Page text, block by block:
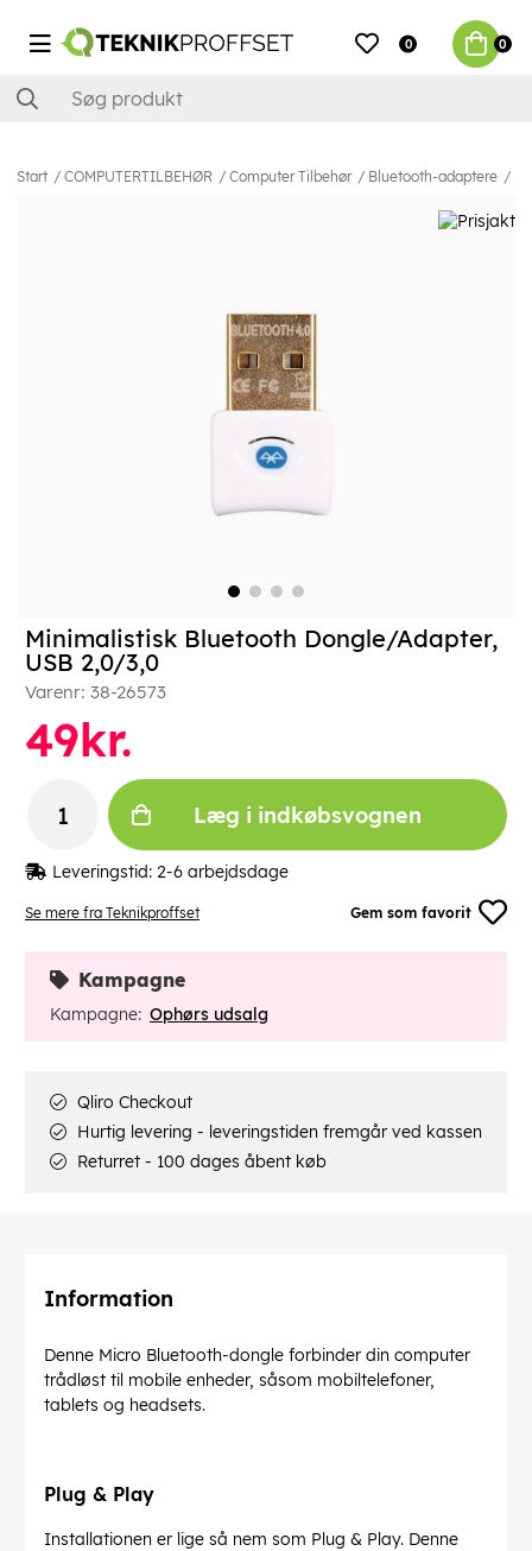
0 0
Start COMPUTERTILBEHØR Computer Tilbehør Bluetooth-adaptere
Se mere fra Teknikproffset Gem som favorit
Minimalistisk Bluetooth Dongle/Adapter,
USB 2,0/3,0
Varenr: 38-26573
49kr.
Læg i indkøbsvognen
Leveringstid: 2-6 arbejdsdage
Kampagne
Kampagne: Ophørs udsalg
Qliro Checkout
Hurtig levering - leveringstiden fremgår ved kassen
Returret - 100 dages åbent køb
Information
Denne Micro Bluetooth-dongle forbinder din computer
trådløst til mobile enheder, såsom mobiltelefoner,
tablets og headsets.
Plug & Play
Installationen er lige så nem som Plug & Play. Denne